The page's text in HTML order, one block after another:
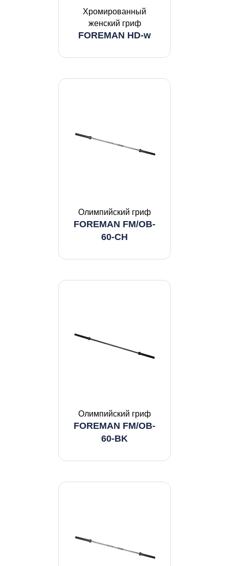
Хромированный
женский гриф
FOREMAN HD-w
Олимпийский гриф
FOREMAN FM/OB-
60-CH
Олимпийский гриф
FOREMAN FM/OB-
60-BK